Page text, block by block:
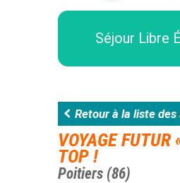
Séjour Libre
Retour à la liste des
VOYAGE FUTUR
TOP !
Poitiers (86)